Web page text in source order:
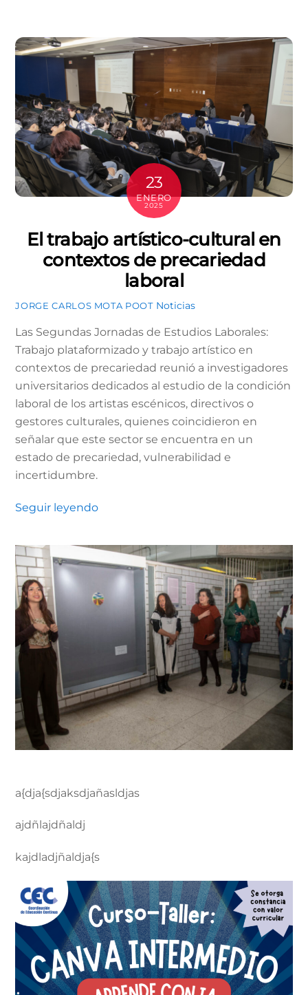
23
ENERO
2025
El trabajo artístico-cultural en
contextos de precariedad
laboral
JORGE CARLOS MOTA POOT Noticias
Las Segundas Jornadas de Estudios Laborales:
Trabajo plataformizado y trabajo artístico en
contextos de precariedad reunió a investigadores
universitarios dedicados al estudio de la condición
laboral de los artistas escénicos, directivos o
gestores culturales, quienes coincidieron en
señalar que este sector se encuentra en un
estado de precariedad, vulnerabilidad e
incertidumbre.
Seguir leyendo
a{dja{sdjaksdjañasldjas
ajdñlajdñaldj
kajdladjñaldja{s